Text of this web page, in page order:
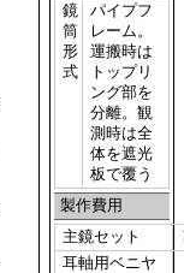
鏡
筒
形
式
パイプフ
レーム。
運搬時は
トップリ
ング部を
分離。観
測時は全
体を遮光
板で覆う
製作費用
主鏡セット
耳軸用ベニヤ